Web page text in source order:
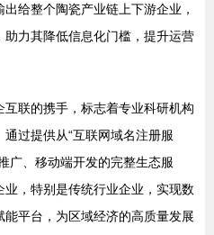
给整个陶瓷产业链上下游企业，
力其降低信息化门槛，提升运营
互联的携手，标志着专业科研机构
过提供从“互联网域名注册服
广、移动端开发的完整生态服
，特别是传统行业企业，实现数
平台，为区域经济的高质量发展